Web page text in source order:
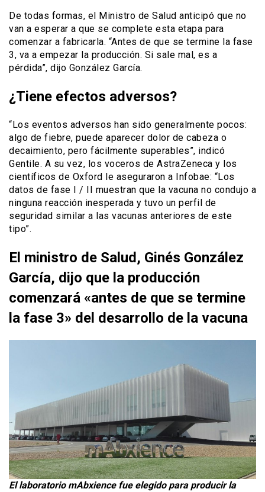
De todas formas, el Ministro de Salud anticipó que no
van a esperar a que se complete esta etapa para
comenzar a fabricarla. “Antes de que se termine la fase
3, va a empezar la producción. Si sale mal, es a
pérdida”, dijo González García.
¿Tiene efectos adversos?
“Los eventos adversos han sido generalmente pocos:
algo de fiebre, puede aparecer dolor de cabeza o
decaimiento, pero fácilmente superables”, indicó
Gentile. A su vez, los voceros de AstraZeneca y los
científicos de Oxford le aseguraron a Infobae: “Los
datos de fase I / II muestran que la vacuna no condujo a
ninguna reacción inesperada y tuvo un perfil de
seguridad similar a las vacunas anteriores de este
tipo”.
El ministro de Salud, Ginés González
García, dijo que la producción
comenzará «antes de que se termine
la fase 3» del desarrollo de la vacuna
El laboratorio mAbxience fue elegido para producir la